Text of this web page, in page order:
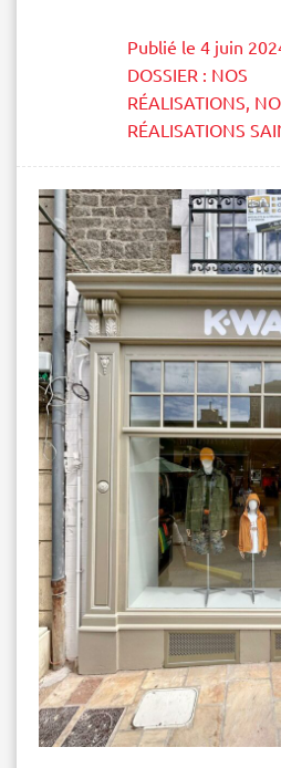
Publié le 4 juin
DOSSIER : NOS
RÉALISATIONS,
RÉALISATIONS